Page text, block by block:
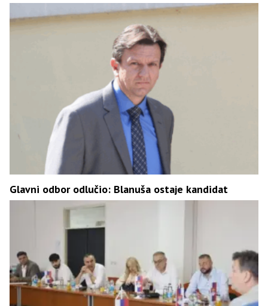
Glavni odbor odlučio: Blanuša ostaje kandidat